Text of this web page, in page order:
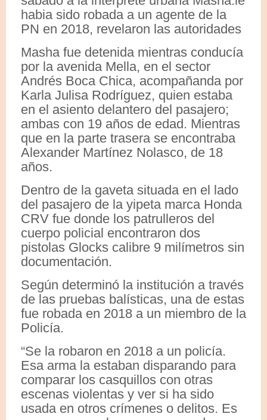
habia sido robada a un agente de la
PN en 2018, revelaron las autoridades
Masha fue detenida mientras conducía
por la avenida Mella, en el sector
Andrés Boca Chica, acompañanda por
Karla Julisa Rodríguez, quien estaba
en el asiento delantero del pasajero;
ambas con 19 años de edad. Mientras
que en la parte trasera se encontraba
Alexander Martínez Nolasco, de 18
años.
Dentro de la gaveta situada en el lado
del pasajero de la yipeta marca Honda
CRV fue donde los patrulleros del
cuerpo policial encontraron dos
pistolas Glocks calibre 9 milímetros sin
documentación.
Según determinó la institución a través
de las pruebas balísticas, una de estas
fue robada en 2018 a un miembro de la
Policía.
“Se la robaron en 2018 a un policía.
Esa arma la estaban disparando para
comparar los casquillos con otras
escenas violentas y ver si ha sido
usada en otros crímenes o delitos. Es